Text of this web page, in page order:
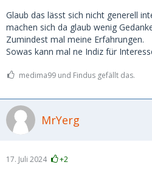
Glaub das lässt sich nicht generell
machen sich da glaub wenig
Zumindest mal meine Erfahrungen.
Sowas kann mal ne Indiz für
medima99 und Findus gefällt das.
MrYerg
17. Juli 2024 +2